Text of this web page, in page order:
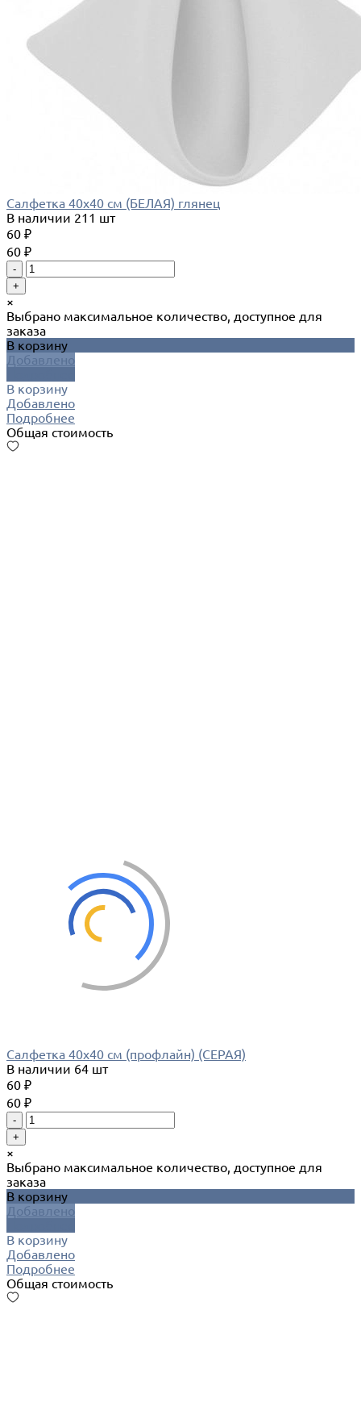
Салфетка 40х40 см (БЕЛАЯ) глянец
В наличии 211 шт
60 ₽
60 ₽
-
+
×
Выбрано максимальное количество, доступное для
заказа
В корзину
Добавлено
В корзину
Добавлено
Подробнее
Общая стоимость
Салфетка 40х40 см (профлайн) (СЕРАЯ)
В наличии 64 шт
60 ₽
60 ₽
-
+
×
Выбрано максимальное количество, доступное для
заказа
В корзину
Добавлено
В корзину
Добавлено
Подробнее
Общая стоимость